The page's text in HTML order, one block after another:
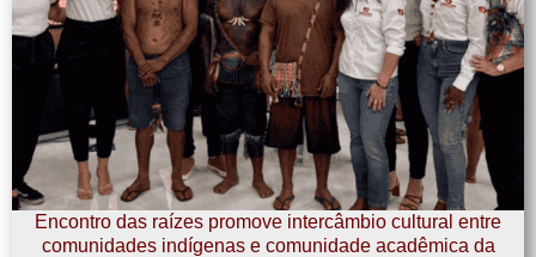
Encontro das raízes promove intercâmbio cultural entre
comunidades indígenas e comunidade acadêmica da